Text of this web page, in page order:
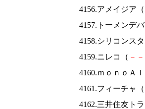
4156.アメイジア（
4157.トーメンデ
4158.シリコンス
4159.ニレコ（ － －
4160.ｍｏｎｏＡ
4161.フィーチャ（
4162.三井住友ト